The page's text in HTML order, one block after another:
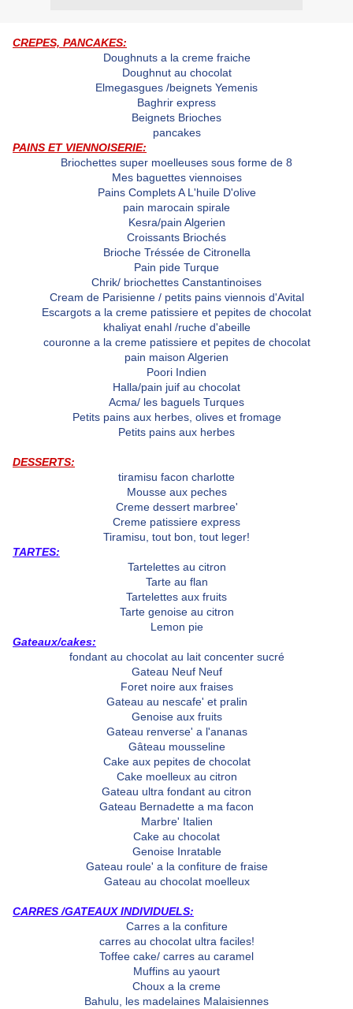
CREPES, PANCAKES:
Doughnuts a la creme fraiche
Doughnut au chocolat
Elmegasgues /beignets Yemenis
Baghrir express
Beignets Brioches
pancakes
PAINS ET VIENNOISERIE:
Briochettes super moelleuses sous forme de 8
Mes baguettes viennoises
Pains Complets A L'huile D'olive
pain marocain spirale
Kesra/pain Algerien
Croissants Briochés
Brioche Tréssée de Citronella
Pain pide Turque
Chrik/ briochettes Canstantinoises
Cream de Parisienne / petits pains viennois d'Avital
Escargots a la creme patissiere et pepites de chocolat
khaliyat enahl /ruche d'abeille
couronne a la creme patissiere et pepites de chocolat
pain maison Algerien
Poori Indien
Halla/pain juif au chocolat
Acma/ les baguels Turques
Petits pains aux herbes, olives et fromage
Petits pains aux herbes
DESSERTS:
tiramisu facon charlotte
Mousse aux peches
Creme dessert marbree'
Creme patissiere express
Tiramisu, tout bon, tout leger!
TARTES:
Tartelettes au citron
Tarte au flan
Tartelettes aux fruits
Tarte genoise au citron
Lemon pie
Gateaux/cakes:
fondant au chocolat au lait concenter sucré
Gateau Neuf Neuf
Foret noire aux fraises
Gateau au nescafe' et pralin
Genoise aux fruits
Gateau renverse' a l'ananas
Gâteau mousseline
Cake aux pepites de chocolat
Cake moelleux au citron
Gateau ultra fondant au citron
Gateau Bernadette a ma facon
Marbre' Italien
Cake au chocolat
Genoise Inratable
Gateau roule' a la confiture de fraise
Gateau au chocolat moelleux
CARRES /GATEAUX INDIVIDUELS:
Carres a la confiture
carres au chocolat ultra faciles!
Toffee cake/ carres au caramel
Muffins au yaourt
Choux a la creme
Bahulu, les madelaines Malaisiennes